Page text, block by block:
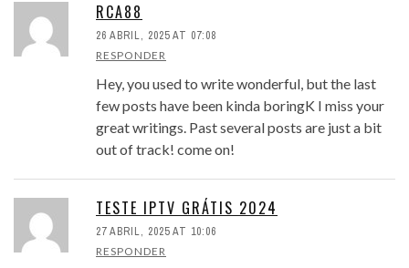
RCA88
26 ABRIL, 2025 AT 07:08
RESPONDER
Hey, you used to write wonderful, but the last
few posts have been kinda boringK I miss your
great writings. Past several posts are just a bit
out of track! come on!
TESTE IPTV GRÁTIS 2024
27 ABRIL, 2025 AT 10:06
RESPONDER